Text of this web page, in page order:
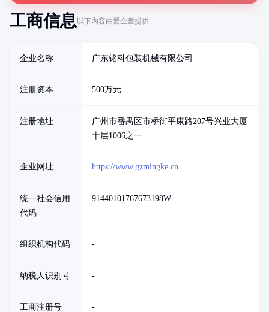
工商信息以下内容由爱企查提供
企业名称 广东铭科包装机械有限公司
注册资本 500万元
注册地址
广州市番禺区市桥街平康路207号兴业大厦
十层1006之一
企业网址 https://www.gzmingke.cn
统一社会信用
代码
91440101767673198W
组织机构代码 -
纳税人识别号 -
工商注册号 -